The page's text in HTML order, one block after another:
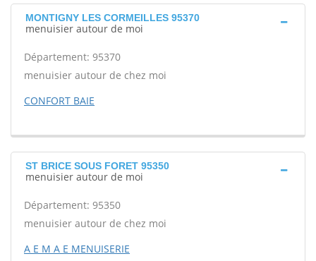
MONTIGNY LES CORMEILLES 95370
menuisier autour de moi
Département: 95370
menuisier autour de chez moi
CONFORT BAIE
ST BRICE SOUS FORET 95350
menuisier autour de moi
Département: 95350
menuisier autour de chez moi
A E M A E MENUISERIE